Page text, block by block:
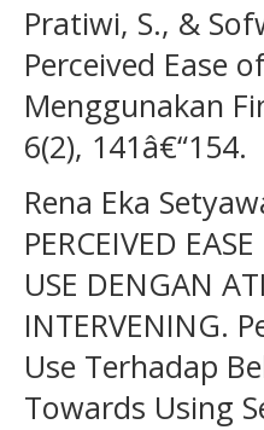
Pratiwi, S., &
Perceived Ease
Menggunakan
6(2), 141â€“154.
Rena Eka
PERCEIVED
USE DENGAN
INTERVENING.
Use Terhadap
Towards Using